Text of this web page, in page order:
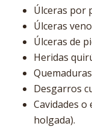
Úlceras por
Úlceras
Úlceras de
Heridas
Desgarros
Cavidades o
holgada).